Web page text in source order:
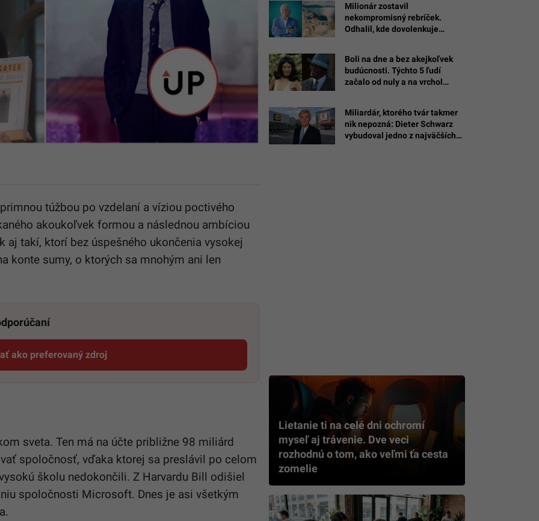
túžbou po vzdelaní a víziou poctivého
akoukoľvek formou a následnou ambíciou
takí, ktorí bez úspešného ukončenia vysokej
konte sumy, o ktorých sa mnohým ani len
ako preferovaný zdroj
Startitup, odkaz sa otvorí v novom okne
sveta. Ten má na účte približne 98 miliárd
spoločnosť, vďaka ktorej sa preslávil po celom
školu nedokončili. Z Harvardu Bill odišiel
spoločnosti Microsoft. Dnes je asi všetkým
Milionár zostavil
nekompromisný rebríček.
Odhalil, kde dovolenkuje
Boli na dne a bez akejkoľvek
budúcnosti. Týchto 5 ľudí
začalo od nuly a na vrchol
Miliardár, ktorého tvár takmer
nik nepozná: Dieter Schwarz
vybudoval jedno z najväčších
Lietanie ti na celé dni ochromí
myseľ aj trávenie. Dve veci
rozhodnú o tom, ako veľmi ťa cesta
zomelie